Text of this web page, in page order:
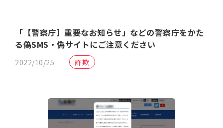
「【警察庁】重要なお知らせ」などの警察庁をかた
る偽SMS・偽サイトにご注意ください
2022/10/25 詐欺